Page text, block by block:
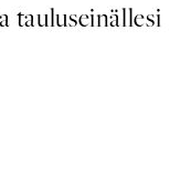
tauluseinällesi